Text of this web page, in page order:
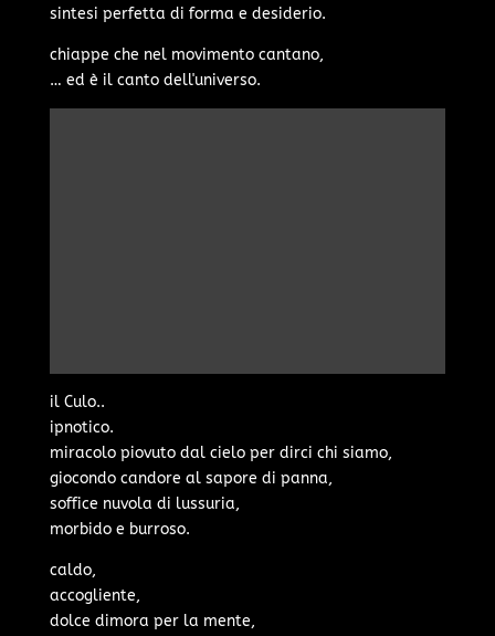
sintesi perfetta di forma e desiderio.
chiappe che nel movimento cantano,
… ed è il canto dell'universo.
il Culo..
ipnotico.
miracolo piovuto dal cielo per dirci chi siamo,
giocondo candore al sapore di panna,
soffice nuvola di lussuria,
morbido e burroso.
caldo,
accogliente,
dolce dimora per la mente,